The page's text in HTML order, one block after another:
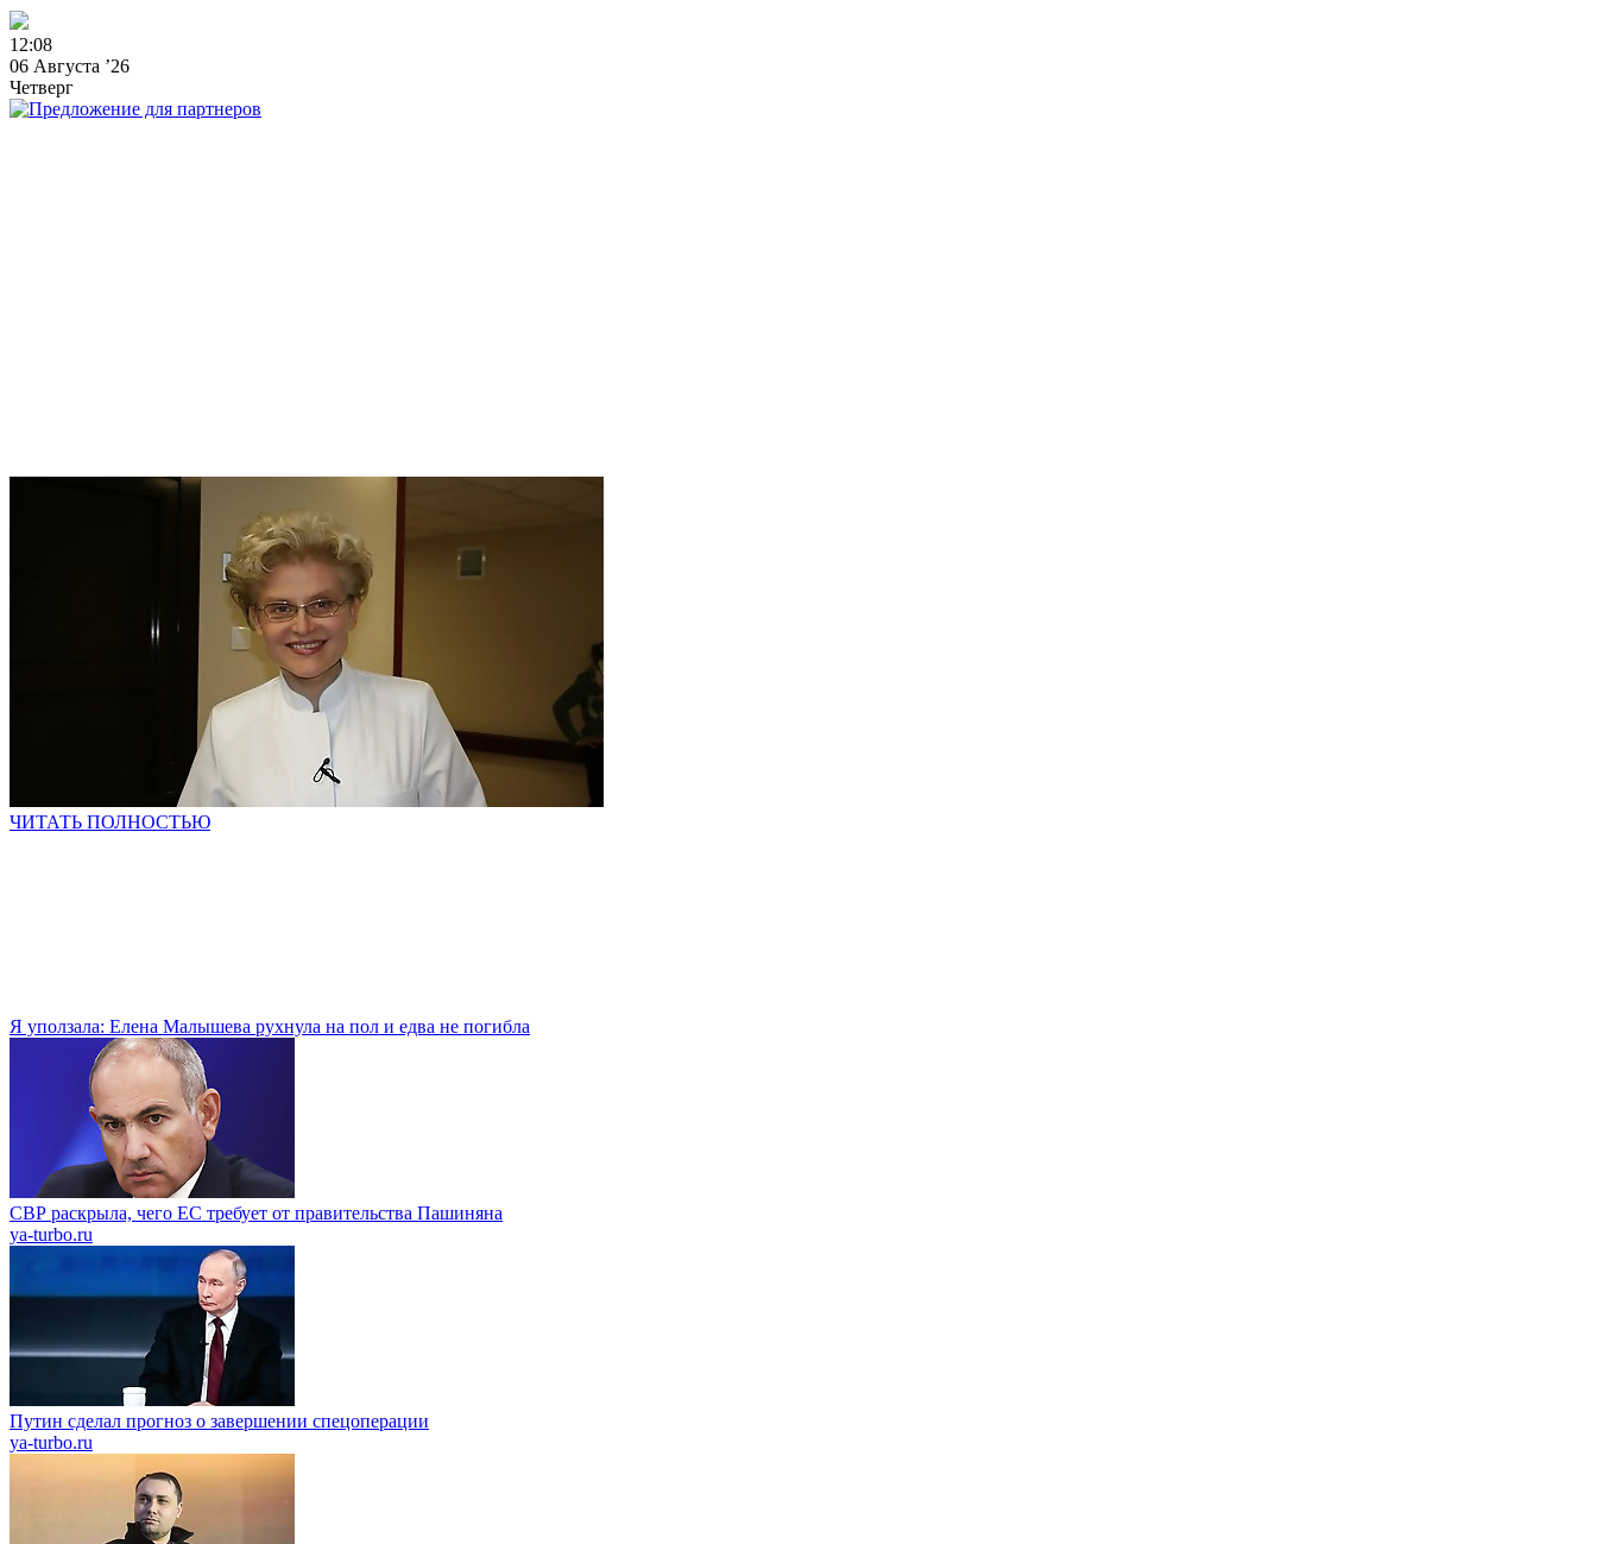
1 2:08
06 Августа ’26
Четверг
ЧИТАТЬ ПОЛНОСТЬЮ
Я уползала: Елена Малышева рухнула на пол и едва не погибла
СВР раскрыла, чего ЕС требует от правительства Пашиняна
ya-turbo.ru
Путин сделал прогноз о завершении спецоперации
ya-turbo.ru